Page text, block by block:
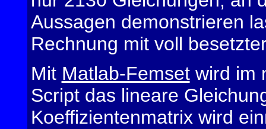
Aussagen demonstrieren
Rechnung mit voll
Mit Matlab-Femsetwird im
Script das lineare
Koeffizientenmatrix wird